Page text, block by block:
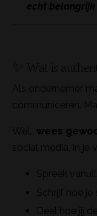
echt belangrijk
Als ondernemer
communiceren.
Wel… wees
social media, in je
Spreek
Schrijf hoe je
Deel hoe jij